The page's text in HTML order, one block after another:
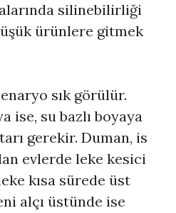
silinebilirliği
ürünlere gitmek
sık görülür.
ise, su bazlı boyaya
gerekir. Duman, is
evlerde leke kesici
kısa sürede üst
alçı üstünde ise